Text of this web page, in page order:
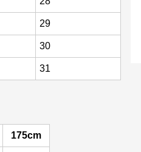
29
30
31
175cm